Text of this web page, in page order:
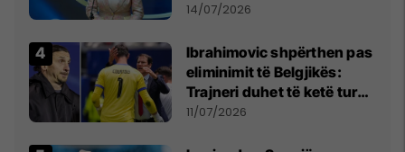
Millosheviqit, Lëvizja e
kërkon shkarkimin e
menjëhershëm të
Snezhana Paunoviq
14/07/2026
Ibrahimovic shpërthen pas
eliminimit të Belgjikës:
Trajneri duhet të ketë turp,
ai lojtar se meritoi të luante
11/07/2026